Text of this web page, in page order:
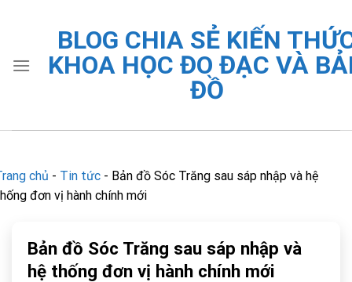
BLOG CHIA SẺ KIẾN
KHOA HỌC ĐO ĐẠC VÀ
ĐỒ
chủ - Tin tức - Bản đồ Sóc Trăng sau sáp nhập và hệ
đơn vị hành chính mới
Bản đồ Sóc Trăng sau sáp nhập và
hệ thống đơn vị hành chính mới